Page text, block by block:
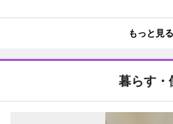
もっと見る
暮らす・